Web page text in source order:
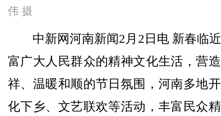
伟 摄
中新网河南新闻2月2日电 新春临
富广大人民群众的精神文化生活，营
祥、温暖和顺的节日氛围，河南多地
化下乡、文艺联欢等活动，丰富民众